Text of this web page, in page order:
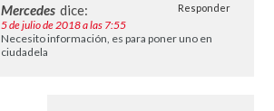
Mercedes dice:
5 de julio de 2018 a las 7:55
Necesito información, es para poner uno en
ciudadela
Responder